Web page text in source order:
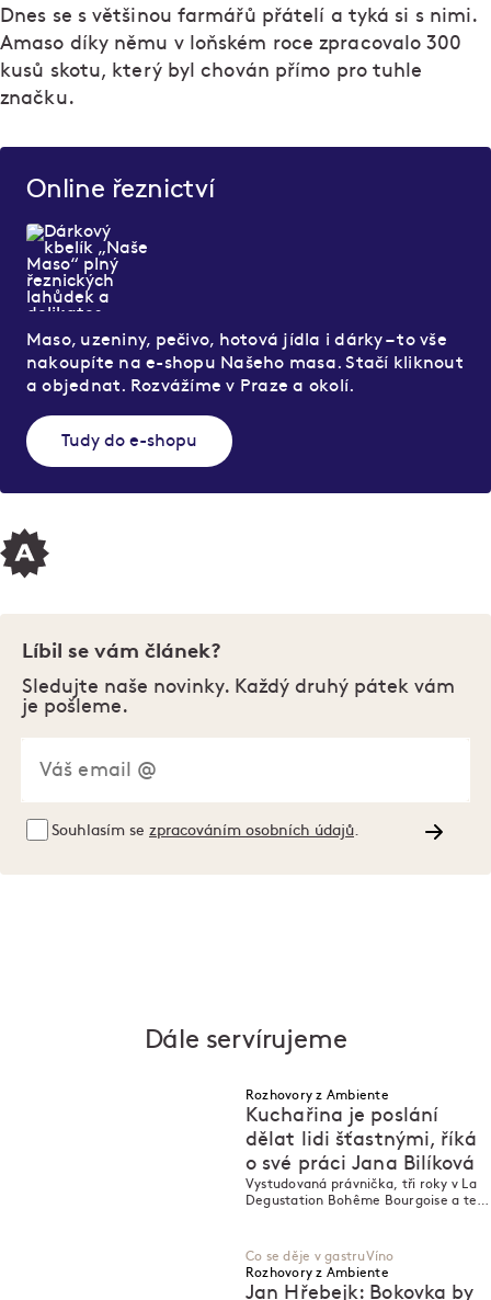
Dnes se s většinou farmářů přátelí a tyká si s nimi.
Amaso díky němu v loňském roce zpracovalo 300
kusů skotu, který byl chován přímo pro tuhle
značku.
Online řeznictví
Maso, uzeniny, pečivo, hotová jídla i dárky – to vše
nakoupíte na e-shopu Našeho masa. Stačí kliknout
a objednat. Rozvážíme v Praze a okolí.
Tudy do e-shopu
Líbil se vám článek?
Sledujte naše novinky. Každý druhý pátek vám
je pošleme.
Souhlasím se zpracováním osobních údajů
Dále servírujeme
Rozhovory z Ambiente
Kuchařina je poslání
dělat lidi šťastnými, říká
o své práci Jana Bilíková
Vystudovaná právnička, tři roky v La
Degustation Bohême Bourgoise a teď
Co se děje v gastruVíno
Rozhovory z Ambiente
Jan Hřebejk: Bokovka by